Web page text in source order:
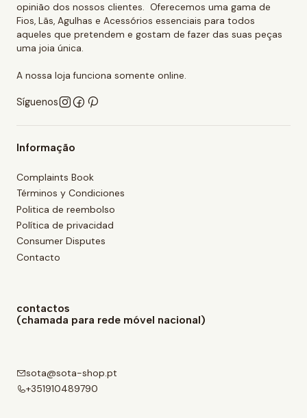
opinião dos nossos clientes. Oferecemos uma gama de
Fios, Lãs, Agulhas e Acessórios essenciais para todos
aqueles que pretendem e gostam de fazer das suas peças
uma joia única.
A nossa loja funciona somente online.
Síguenos
Informação
Complaints Book
Términos y Condiciones
Politica de reembolso
Política de privacidad
Consumer Disputes
Contacto
contactos
(chamada para rede móvel nacional)
sota@sota-shop.pt
+351910489790